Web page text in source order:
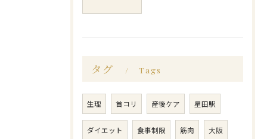
タグ Tags
生理 首コリ 産後ケア 星田駅
ダイエット 食事制限 筋肉 大阪